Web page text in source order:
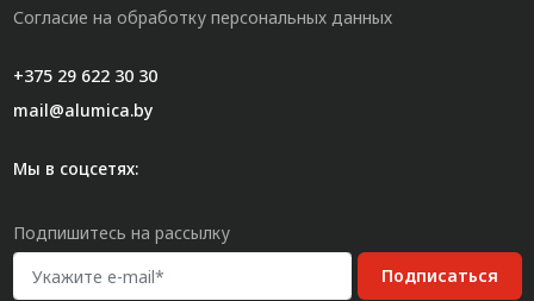
Согласие на обработку персональных данных
+375 29 622 30 30
mail@alumica.by
Мы в соцсетях:
Подпишитесь на рассылку
Подписаться